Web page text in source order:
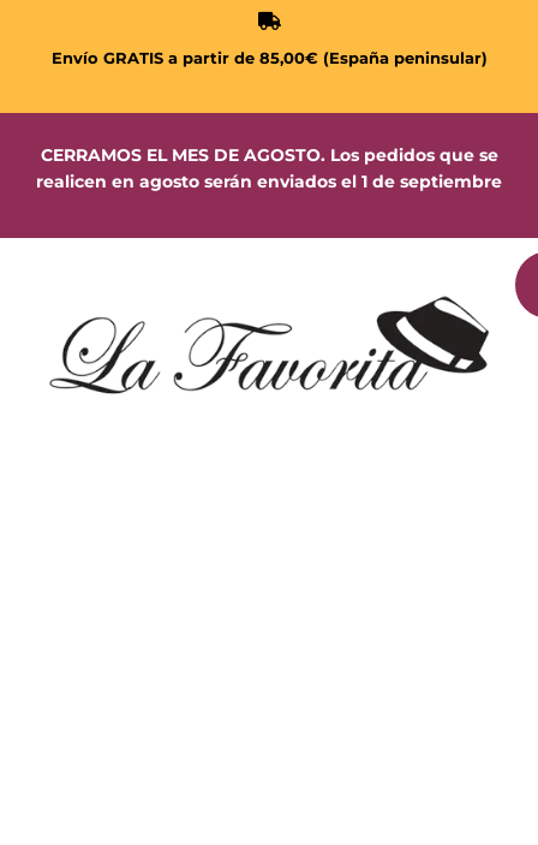
Envío GRATIS a partir de 85,00€ (España peninsular)
CERRAMOS EL MES DE AGOSTO. Los pedidos que se
realicen en agosto serán enviados el 1 de septiembre